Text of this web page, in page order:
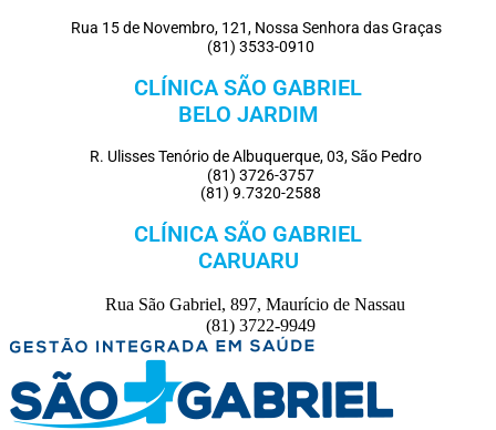
Rua 15 de Novembro, 121, Nossa Senhora das Graças
(81) 3533-0910
CLÍNICA SÃO GABRIEL
BELO JARDIM
R. Ulisses Tenório de Albuquerque, 03, São Pedro
(81) 3726-3757
(81) 9.7320-2588
CLÍNICA SÃO GABRIEL
CARUARU
Rua São Gabriel, 897, Maurício de Nassau
(81) 3722-9949